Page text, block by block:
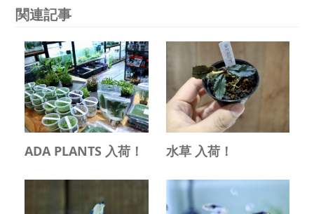
関連記事
ADA PLANTS 入荷！ 水草 入荷！